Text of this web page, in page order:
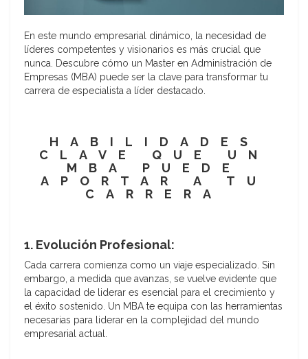
En este mundo empresarial dinámico, la necesidad de
líderes competentes y visionarios es más crucial que
nunca. Descubre cómo un Master en Administración de
Empresas (MBA) puede ser la clave para transformar tu
carrera de especialista a líder destacado.
HABILIDADES
CLAVE QUE UN
MBA PUEDE
APORTAR A TU
CARRERA
1. Evolución Profesional:
Cada carrera comienza como un viaje especializado. Sin
embargo, a medida que avanzas, se vuelve evidente que
la capacidad de liderar es esencial para el crecimiento y
el éxito sostenido. Un MBA te equipa con las herramientas
necesarias para liderar en la complejidad del mundo
empresarial actual.